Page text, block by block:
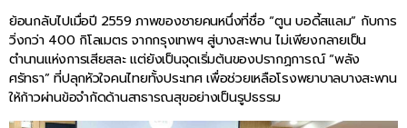
ย้อนกลับไปเมื่อปี 2559 ภาพของชายคนหนึ่งที่ชื่อ “ตูน บอดี้สแลม” กับการ
วิ่งกว่า 400 กิโลเมตร จากกรุงเทพฯ สู่บางสะพาน ไม่เพียงกลายเป็น
ตำนานแห่งการเสียสละ แต่ยังเป็นจุดเริ่มต้นของปรากฏการณ์ “พลัง
ศรัทธา” ที่ปลุกหัวใจคนไทยทั้งประเทศ เพื่อช่วยเหลือโรงพยาบาลบางสะพาน
ให้ก้าวผ่านข้อจำกัดด้านสาธารณสุขอย่างเป็นรูปธรรม